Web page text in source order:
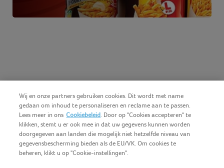
Wij en onze partners gebruiken cookies. Dit wordt met name
gedaan om inhoud te personaliseren en reclame aan te passen.
Lees meer in ons Cookiebeleid. Door op "Cookies accepteren" te
klikken, stemt u er ook mee in dat uw gegevens kunnen worden
doorgegeven aan landen die mogelijk niet hetzelfde niveau van
gegevensbescherming bieden als de EU/VK. Om cookies te
beheren, klikt u op "Cookie-instellingen".